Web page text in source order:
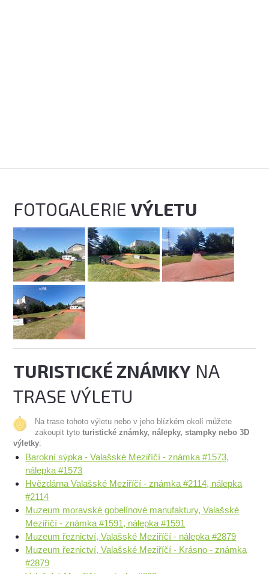
FOTOGALERIEVÝLETU
TURISTICKÉ ZNÁMKY NA
TRASE VÝLETU
Na trase tohoto výletu nebo v jeho blízkém okolí můžete
zakoupit tytoturistické známky, nálepky, stampky nebo 3D
výletky:
Barokní sýpka - Valašské Meziříčí - známka #1573,
nálepka #1573
Hvězdárna Valašské Meziříčí - známka #2114, nálepka
#2114
Muzeum moravské gobelínové manufaktury, Valašské
Meziříčí - známka #1591, nálepka #1591
Muzeum řeznictví, Valašské Meziříčí - nálepka #2879
Muzeum řeznictví, Valašské Meziříčí - Krásno - známka
#2879